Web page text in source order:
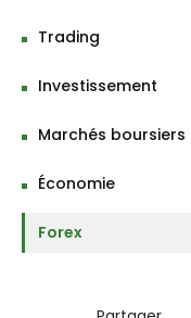
Trading
Investissement
Marchés boursiers
Économie
Forex